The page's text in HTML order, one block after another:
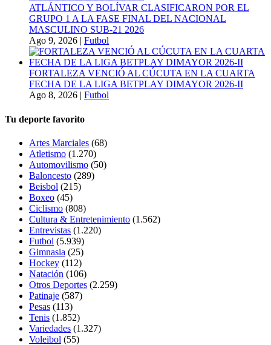
ATLÁNTICO Y BOLÍVAR CLASIFICARON POR EL
GRUPO 1 A LA FASE FINAL DEL NACIONAL
MASCULINO SUB-21 2026
Ago 9, 2026
Futbol
FORTALEZA VENCIÓ AL CÚCUTA EN LA CUARTA
FECHA DE LA LIGA BETPLAY DIMAYOR 2026-II
Ago 8, 2026
Futbol
Tu deporte favorito
Artes Marciales (68)
Atletismo (1.270)
Automovilismo (50)
Baloncesto (289)
Beisbol (215)
Boxeo (45)
Ciclismo (808)
Cultura & Entretenimiento (1.562)
Entrevistas (1.220)
Futbol (5.939)
Gimnasia (25)
Hockey (112)
Natación (106)
Otros Deportes (2.259)
Patinaje (587)
Pesas (113)
Tenis (1.852)
Variedades (1.327)
Voleibol (55)